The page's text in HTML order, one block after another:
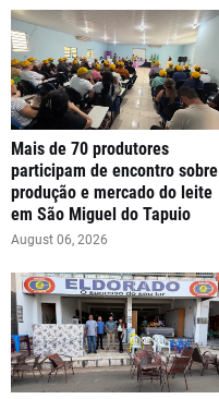
Mais de 70 produtores
participam de encontro sobre
produção e mercado do leite
em São Miguel do Tapuio
August 06, 2026